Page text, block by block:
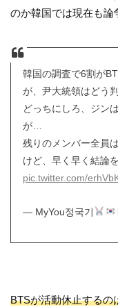
のか韓国では現在も論
韓国の調査で6割が
が、尹大統領はどう
どっちにしろ、ジン
が…
残りのメンバー全員
けど、早く早く結論
pic.twitter.com/
— MyYou정국기
BTSが活動休止するの